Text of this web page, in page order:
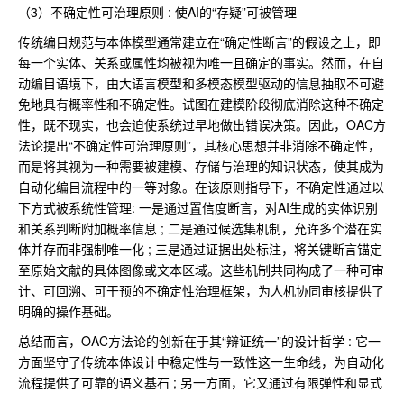
（3）不确定性可治理原则 : 使AI的“存疑”可被管理
传统编目规范与本体模型通常建立在“确定性断言”的假设之上，即
每一个实体、关系或属性均被视为唯一且确定的事实。然而，在自
动编目语境下，由大语言模型和多模态模型驱动的信息抽取不可避
免地具有概率性和不确定性。试图在建模阶段彻底消除这种不确定
性，既不现实，也会迫使系统过早地做出错误决策。因此，OAC方
法论提出“不确定性可治理原则”，其核心思想并非消除不确定性，
而是将其视为一种需要被建模、存储与治理的知识状态，使其成为
自动化编目流程中的一等对象。在该原则指导下，不确定性通过以
下方式被系统性管理: 一是通过置信度断言，对AI生成的实体识别
和关系判断附加概率信息 ; 二是通过候选集机制，允许多个潜在实
体并存而非强制唯一化 ; 三是通过证据出处标注，将关键断言锚定
至原始文献的具体图像或文本区域。这些机制共同构成了一种可审
计、可回溯、可干预的不确定性治理框架，为人机协同审核提供了
明确的操作基础。
总结而言，OAC方法论的创新在于其“辩证统一”的设计哲学 : 它一
方面坚守了传统本体设计中稳定性与一致性这一生命线，为自动化
流程提供了可靠的语义基石 ; 另一方面，它又通过有限弹性和显式